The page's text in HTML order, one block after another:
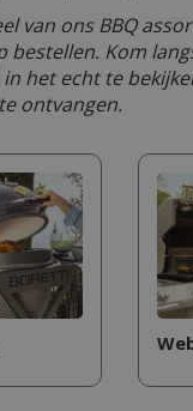
van ons BBQ
bestellen. Kom
het echt te
ontvangen.